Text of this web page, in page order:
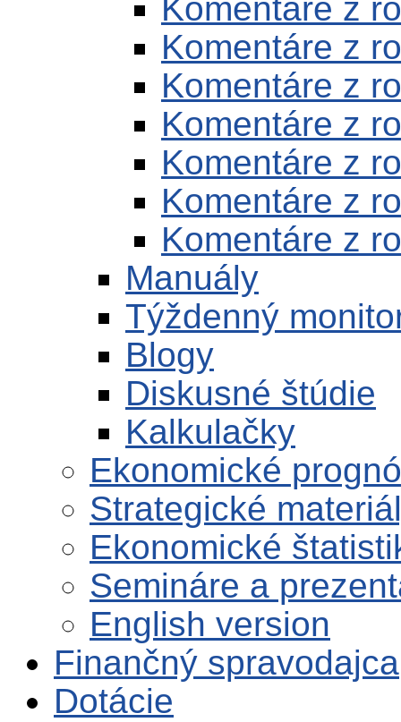
Komentáre z
Komentáre z
Komentáre z
Komentáre z
Komentáre z
Komentáre z
Komentáre z
Manuály
Týždenný
Blogy
Diskusné štúdie
Kalkulačky
Ekonomické
Strategické
Ekonomické
Semináre a
English version
Finančný spravodajca
Dotácie